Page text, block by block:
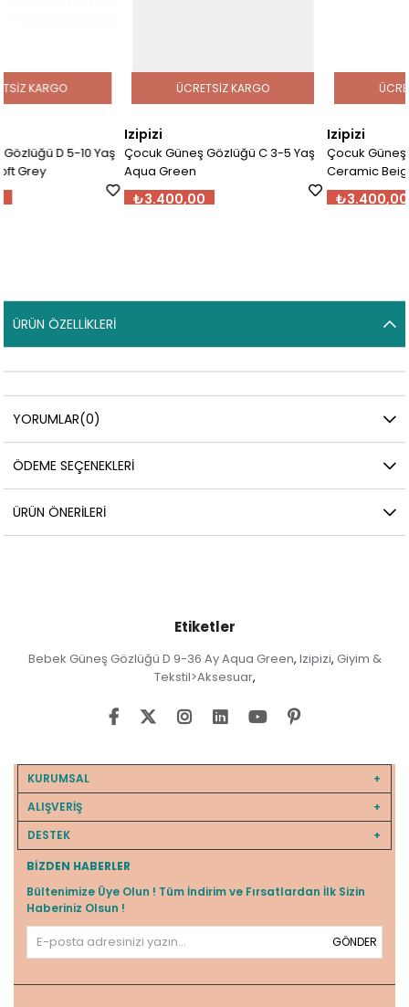
Yaş Çocuk Güneş Gözlüğü C 3-5 Yaş
Aqua Green
₺3.400,00
ÜCRETSIZ KARGO
Çocuk Güneş Gözlüğü D 5-
Ceramic Beige
₺3.400,00
ÜCRETSIZ KARGO
ÜRÜN ÖZELLIKLERI
YORUMLAR(0)
ÖDEME SEÇENEKLERI
ÜRÜN ÖNERILERI
Etiketler
Bebek Güneş Gözlüğü D 9-36 Ay Aqua Green, Izipizi, Giyim &
Tekstil>Aksesuar,
KURUMSAL
ALIŞVERİŞ
DESTEK
BIZDEN HABERLER
Bültenimize Üye Olun ! Tüm İndirim ve Fırsatlardan İlk Sizin
Haberiniz Olsun !
GÖNDER